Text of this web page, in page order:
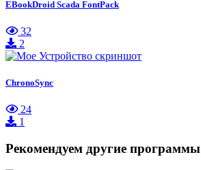
EBookDroid Scada FontPack
32
2
ChronoSync
24
1
Рекомендуем другие программы